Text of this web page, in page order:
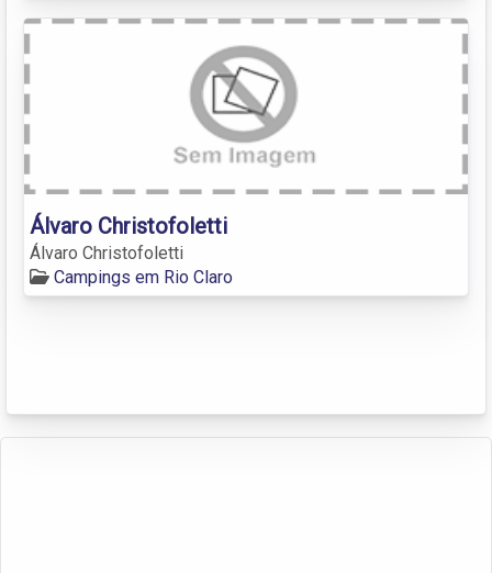
Álvaro Christofoletti
Álvaro Christofoletti
Campings em Rio Claro